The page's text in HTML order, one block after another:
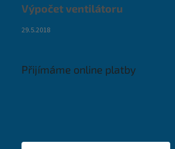
Výpočet ventilátoru
29.5.2018
Přijímáme online platby